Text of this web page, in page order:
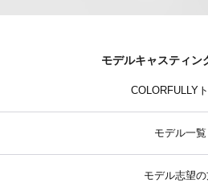
モデルキャスティン
COLORFULLY
モデル一覧
モデル志望の